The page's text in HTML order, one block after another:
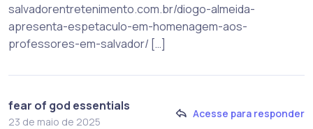
salvadorentretenimento.com.br/diogo-almeida-
apresenta-espetaculo-em-homenagem-aos-
professores-em-salvador/ […]
fear of god essentials
23 de maio de 2025
Acesse para responder